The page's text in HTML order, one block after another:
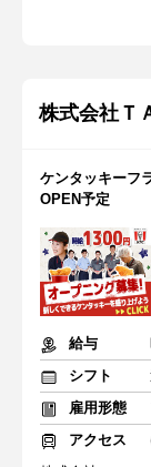
株式会社Ｔ
ケンタッキーフ
OPEN予定
給与
シフト
雇用形態
アクセス